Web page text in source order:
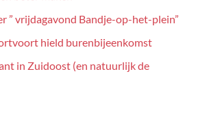
” vrijdagavond Bandje-op-het-plein”
hield burenbijeenkomst
in Zuidoost (en natuurlijk de